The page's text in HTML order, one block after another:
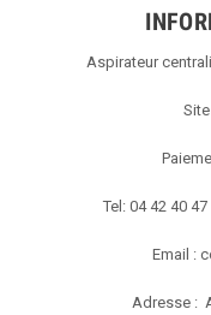
Aspirateur
Tel: 04 42 40
Email :
Adresse :